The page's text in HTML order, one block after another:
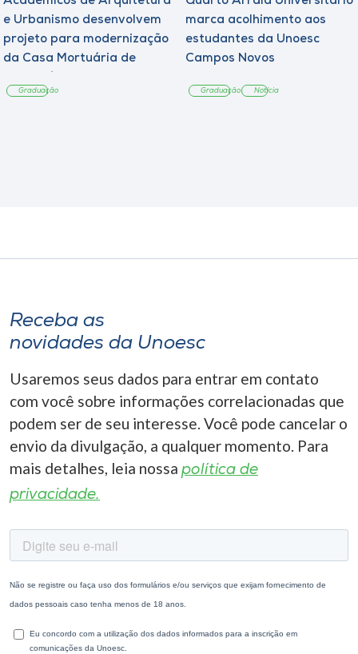
e Urbanismo desenvolvem
projeto para modernização
da Casa Mortuária de
Graduação
marca acolhimento aos
estudantes da Unoesc
Campos Novos
Graduação Notícia
Receba as
novidades da Unoesc
Usaremos seus dados para entrar em contato
com você sobre informações correlacionadas que
podem ser de seu interesse. Você pode cancelar o
envio da divulgação, a qualquer momento. Para
mais detalhes, leia nossa política de
privacidade.